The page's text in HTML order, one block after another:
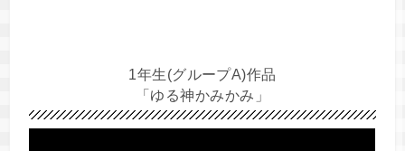
1年生(グループA)作品
「ゆる神かみかみ」